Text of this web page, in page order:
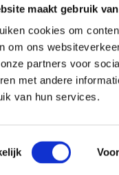
maakt gebruik
cookies om
om ons
partners voor
met andere
van hun services.